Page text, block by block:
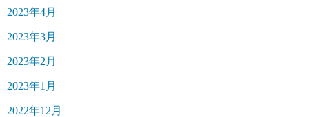
2023年4月
2023年3月
2023年2月
2023年1月
2022年12月